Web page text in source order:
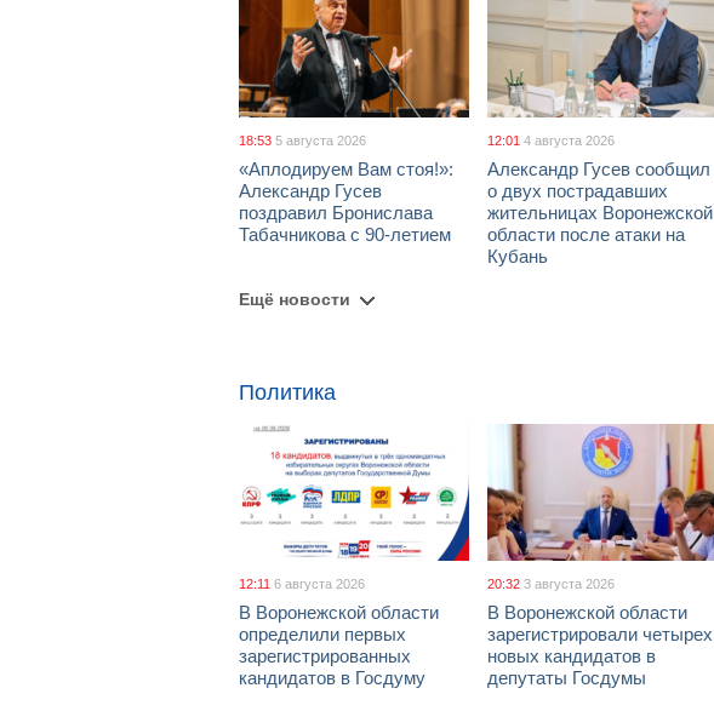
18:53 5 августа 2026
«Аплодируем Вам стоя!»:
Александр Гусев
поздравил Бронислава
Табачникова с 90-летием
12:01 4 августа 2026
Александр Гусев сообщил
о двух пострадавших
жительницах Воронежской
области после атаки на
Кубань
Ещё новости
Политика
12:11 6 августа 2026
В Воронежской области
определили первых
зарегистрированных
кандидатов в Госдуму
20:32 3 августа 2026
В Воронежской области
зарегистрировали четырех
новых кандидатов в
депутаты Госдумы